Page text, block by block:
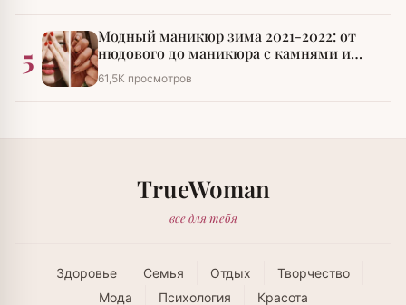
5
Модный маникюр зима 2021-2022: от
нюдового до маникюра с камнями и
стразами
61,5К просмотров
TrueWoman
все для тебя
Здоровье Семья Отдых
Творчество
Мода
Психология Красота